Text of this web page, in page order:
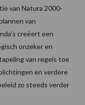
van Natura 2000-
van
creëert een
onzeker en
van regels toe
en verdere
zo steeds verder